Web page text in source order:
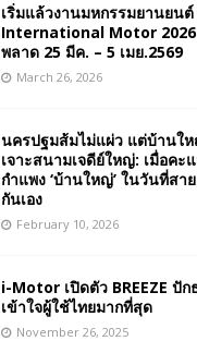
เริ่มแล้วงานมหกรรมยานย
International Motor
พลาด 25 มีค. – 5 เมย.2569
March 26, 2026
นครปฐมส้มไม่แผ่ว แต่บ้านใ
เจาะสนามเจดีย์ใหญ่: เมื่อคะ
กำแพง ‘บ้านใหญ่’ ในวันที่สา
กันเอง
February 10, 2026
i-Motor เปิดตัว BREEZE ปัก
เข้าใจผู้ใช้ไทยมากที่สุด
November 26, 2025